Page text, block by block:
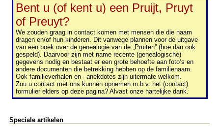
Bent u (of kent u) een Pruijt, Pruyt
of Preuyt?
We zouden graag in contact komen met mensen die die naam
dragen en/of hun kinderen. Dit vanwege plannen voor de uitgave
van een boek over de genealogie van de „Pruiten” (hoe dan ook
gespeld). Daarvoor zijn met name recente (genealogische)
gegevens nodig en bestaat er een grote behoefte aan foto‘s en
andere documenten die betrekking hebben op de familienaam.
Ook familieverhalen en –anekdotes zijn uitermate welkom.
Zou u contact met ons kunnen opnemen m.b.v. het (contact)
formulier elders op deze pagina? Alvast onze hartelijke dank.
Speciale artikelen